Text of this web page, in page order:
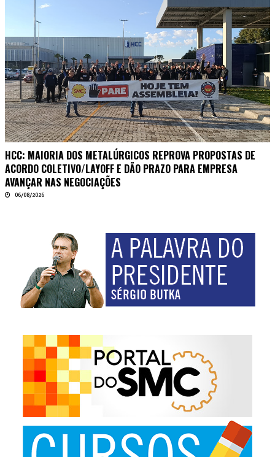
HCC: MAIORIA DOS METALÚRGICOS REPROVA PROPOSTAS DE
ACORDO COLETIVO/LAYOFF E DÃO PRAZO PARA EMPRESA
AVANÇAR NAS NEGOCIAÇÕES
06/08/2026